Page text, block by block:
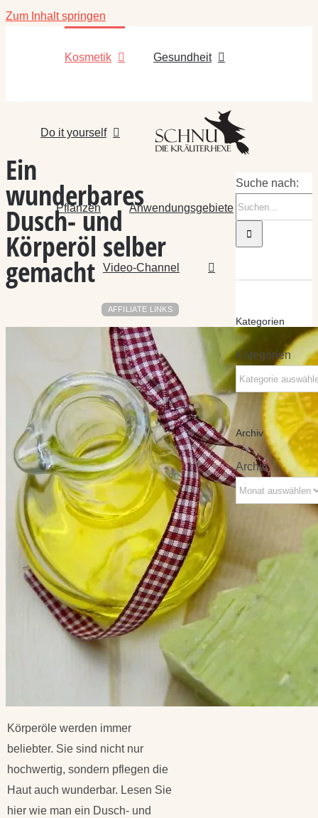
Zum Inhalt springen
Kosmetik Gesundheit
Do it yourself
Pflanzen Anwendungsgebiete
Video-Channel
Ein
wunderbares
Dusch- und
Körperöl selber
gemacht
AFFILIATE LINKS
Körperöle werden immer
beliebter. Sie sind nicht nur
hochwertig, sondern pflegen die
Haut auch wunderbar. Lesen Sie
hier wie man ein Dusch- und
Suche nach:
Kategorien
Kategorien
Archiv
Archiv